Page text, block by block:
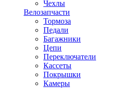
Чехлы
Велозапчасти
Тормоза
Педали
Багажники
Цепи
Переключатели
Кассеты
Покрышки
Камеры